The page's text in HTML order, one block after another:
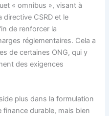
« omnibus », visant à
CSRD et le
de renforcer la
réglementaires. Cela a
de certaines ONG, qui y
des exigences
plus dans la formulation
finance durable, mais bien